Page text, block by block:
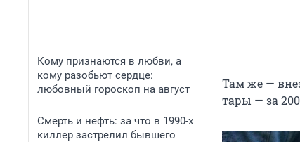
Кому признаются в любви, а
кому разобьют сердце:
любовный гороскоп на август
Смерть и нефть: за что в 1990-х
киллер застрелил бывшего
Там же —
тары — за